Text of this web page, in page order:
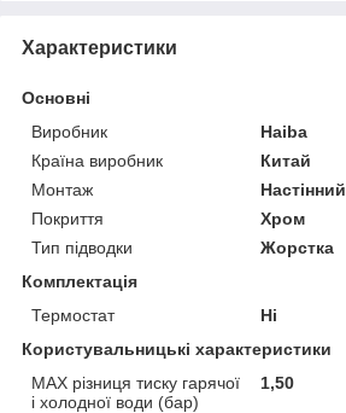
Характеристики
Основні
Виробник
Haiba
Країна виробник
Китай
Монтаж
Настінний
Покриття
Хром
Тип підводки
Жорстка
Комплектація
Термостат
Ні
Користувальницькі характеристики
MAX різниця тиску гарячої
і холодної води (бар)
1,50